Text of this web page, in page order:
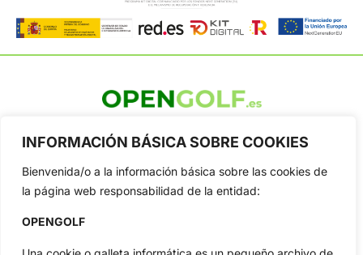
INFORMACIÓN BÁSICA SOBRE COOKIES
Bienvenida/o a la información básica sobre las cookies de
la página web responsabilidad de la entidad:
OPENGOLF
profesional y amateur, resultados en directo, vídeos, noticias,
Tour...
Categorias
Inicio